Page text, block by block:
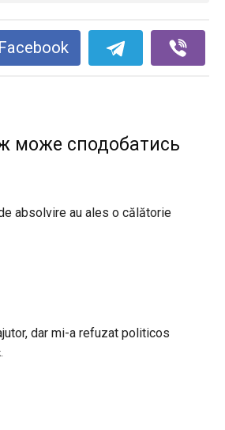
може сподобатись
absolvire au ales o călătorie
dar mi-a refuzat politicos